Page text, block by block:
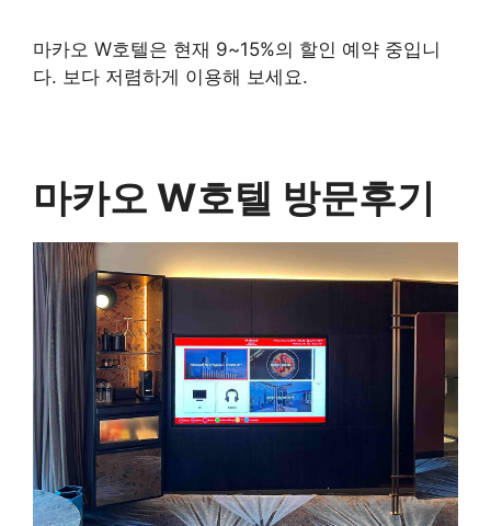
마카오 W호텔은 현재 9~15%의 할인 예약 중입니
다. 보다 저렴하게 이용해 보세요.
마카오 W호텔 방문후기